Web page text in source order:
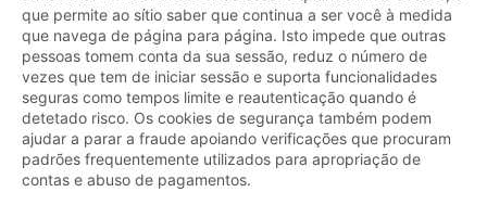
que permite ao sítio saber que continua a ser você à medida
que navega de página para página. Isto impede que outras
pessoas tomem conta da sua sessão, reduz o número de
vezes que tem de iniciar sessão e suporta funcionalidades
seguras como tempos limite e reautenticação quando é
detetado risco. Os cookies de segurança também podem
ajudar a parar a fraude apoiando verificações que procuram
padrões frequentemente utilizados para apropriação de
contas e abuso de pagamentos.